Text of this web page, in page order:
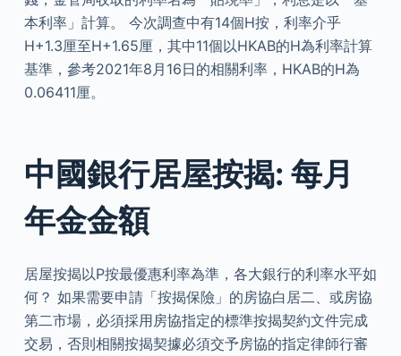
本利率」計算。 今次調查中有14個H按，利率介乎
H+1.3厘至H+1.65厘，其中11個以HKAB的H為利率計算
基準，參考2021年8月16日的相關利率，HKAB的H為
0.06411厘。
中國銀行居屋按揭: 每月
年金金額
居屋按揭以P按最優惠利率為準，各大銀行的利率水平如
何？ 如果需要申請「按揭保險」的房協白居二、或房協
第二市場，必須採用房協指定的標準按揭契約文件完成
交易，否則相關按揭契據必須交予房協的指定律師行審